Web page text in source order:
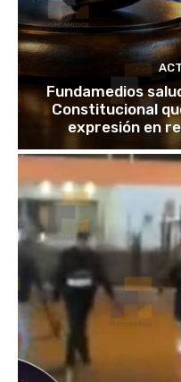
Fundamedios
Constitucional
expresión en